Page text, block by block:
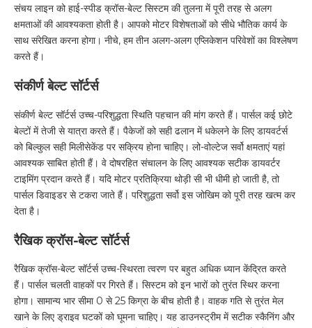
संचय लाइन को हाई-स्पीड क्रॉस-बेल्ट सिस्टम की तुलना में पूरी तरह से अलग
क्षमताओं की आवश्यकता होती है। आपको मोटर विशेषताओं को सीधे भौतिक कार्य के
साथ संरेखित करना होगा। नीचे, हम तीन अलग-अलग एप्लिकेशन परिवेशों का विश्लेषण
करते हैं।
संकीर्ण बेल्ट सॉर्टर्स
संकीर्ण बेल्ट सॉर्टर्स उच्च-परिशुद्धता स्थिति पहचान की मांग करते हैं। पार्सल कई छोटे
बेल्टों में तेजी से यात्रा करते हैं। पैकेजों को सही ढलान में धकेलने के लिए डायवर्टर्स
को बिल्कुल सही मिलीसेकेंड पर सक्रिय होना चाहिए। लो-वोल्टेज सर्वो क्षमताएं यहां
आवश्यक साबित होती हैं। वे दोषरहित संचालन के लिए आवश्यक सटीक डायवर्टर
टाइमिंग प्रदान करते हैं। यदि मोटर प्रतिक्रिया थोड़ी सी भी धीमी हो जाती है, तो
पार्सल डिवाइडर से टकरा जाते हैं। परिशुद्धता सर्वो इस जोखिम को पूरी तरह खत्म कर
देता है।
रैखिक क्रॉस-बेल्ट सॉर्टर्स
रैखिक क्रॉस-बेल्ट सॉर्टर्स उच्च-स्थिरता त्वरण पर बहुत अधिक ध्यान केंद्रित करते
हैं। पार्सल चलती वाहकों पर गिरते हैं। सिस्टम को इन भारों को तुरंत स्थिर करना
होगा। सामान्य भार सीमा 0 से 25 किग्रा के बीच होती है। वाहक गति से तुरंत मेल
खाने के लिए ड्राइव घटकों को घूमना चाहिए। यह डाउनस्ट्रीम में सटीक स्कैनिंग और